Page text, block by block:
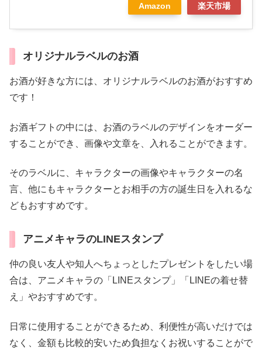
Amazon 楽天市場
オリジナルラベルのお酒
お酒が好きな方には、オリジナルラベルのお酒がおすすめ
です！
お酒ギフトの中には、お酒のラベルのデザインをオーダー
することができ、画像や文章を、入れることができます。
そのラベルに、キャラクターの画像やキャラクターの名
言、他にもキャラクターとお相手の方の誕生日を入れるな
どもおすすめです。
アニメキャラのLINEスタンプ
仲の良い友人や知人へちょっとしたプレゼントをしたい場
合は、アニメキャラの「LINEスタンプ」「LINEの着せ替
え」やおすすめです。
日常に使用することができるため、利便性が高いだけでは
なく、金額も比較的安いため負担なくお祝いすることがで